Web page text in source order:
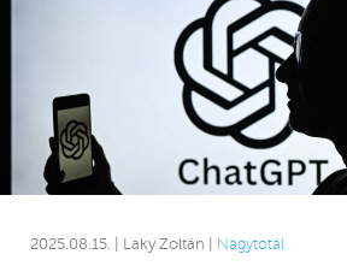
2025.08.15. | Laky Zoltán | Nagytotál